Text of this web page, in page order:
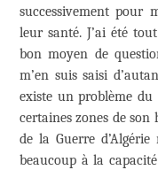
successivement pour
leur santé. J’ai été
bon moyen de
m’en suis saisi
existe un problème
certaines zones de son
de la Guerre
beaucoup à la